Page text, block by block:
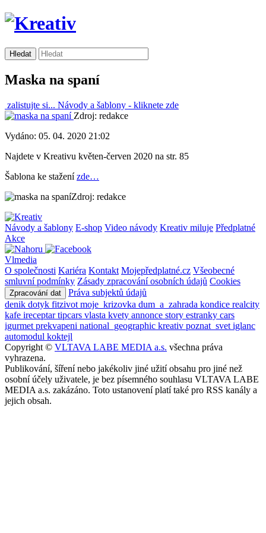
Maska na spaní
zalistujte si... Návody a šablony - kliknete zde
Zdroj: redakce
Vydáno: 05. 04. 2020 21:02
Najdete v Kreativu květen-červen 2020 na str. 85
Šablona ke staženízde…
Zdroj: redakce
Návody a šablony E-shop Video návody Kreativ miluje Předplatné
Akce
Vlmedia
O společnosti Kariéra Kontakt Mojepředplatné.cz Všeobecné
smluvní podmínky Zásady zpracování osobních údajů Cookies
Zpracování dat
Práva subjektů údajů
denik dotyk fitzivot moje_krizovka dum_a_zahrada kondice realcity
kafe ireceptartipcars vlasta kvety annonce story estranky cars
igurmet prekvapeni national_geographic kreativ poznat_svet iglanc
automodul koktejl
Copyright © VLTAVA LABE MEDIA a.s. všechna práva
vyhrazena.
Publikování, šíření nebo jakékoliv jiné užití obsahu pro jiné než
osobní účely uživatele, je bez písemného souhlasu VLTAVA LABE
MEDIA a.s. zakázáno. Toto ustanovení platí také pro RSS kanály a
jejich obsah.